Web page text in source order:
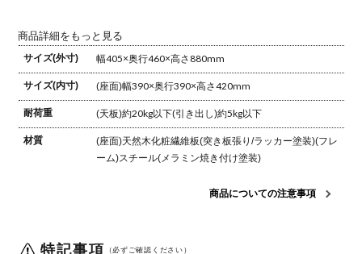
商品詳細をもっと見る
サイズ(外寸)
幅405×奥行460×高さ880mm
サイズ(内寸) (座面)幅390×奥行390×高さ420mm
耐荷重 (天板)約20kg以下(引き出し)約5kg以下
材質 (座面)天然木化粧繊維板(突き板張り/ラッカー塗装)(フレ
ーム)スチール(メラミン焼き付け塗装)
商品についての注意事項
特記事項 （必ずご確認ください）